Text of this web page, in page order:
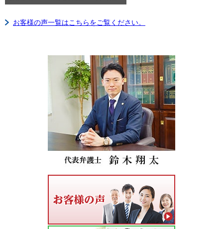
お客様の声一覧はこちらをご覧ください。